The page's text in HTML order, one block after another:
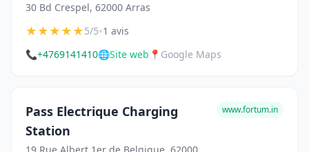
30 Bd Crespel, 62000 Arras
★★★★★5/5•1 avis
📞+4769141410🌐Site web 📍 Google Maps
Pass Electrique Charging
Station
www.fortum.in